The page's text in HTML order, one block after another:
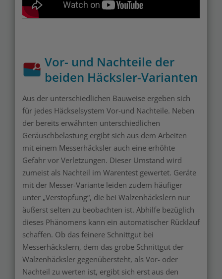
Vor- und Nachteile der
beiden Häcksler-Varianten
Aus der unterschiedlichen Bauweise ergeben sich
für jedes Häckselsystem Vor-und Nachteile. Neben
der bereits erwähnten unterschiedlichen
Geräuschbelastung ergibt sich aus dem Arbeiten
mit einem Messerhäcksler auch eine erhöhte
Gefahr vor Verletzungen. Dieser Umstand wird
zumeist als Nachteil im Warentest gewertet. Geräte
mit der Messer-Variante leiden zudem häufiger
unter „Verstopfung“, die bei Walzenhäckslern nur
äußerst selten zu beobachten ist. Abhilfe bezüglich
dieses Phänomens kann ein automatischer Rücklauf
schaffen. Ob das feinere Schnittgut bei
Messerhäckslern, dem das grobe Schnittgut der
Walzenhäcksler gegenübersteht, als Vor- oder
Nachteil zu werten ist, ergibt sich erst aus den